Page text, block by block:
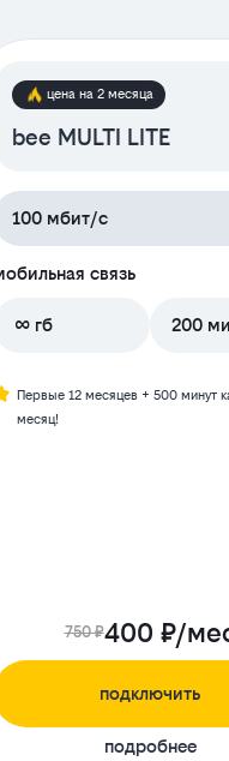
цена на 2 месяца
bee MULTI LITE
100 мбит/с
связь
∞ гб 200
Первые 12 месяцев + 500 минут
месяц!
750 ₽400 ₽/
подключить
подробнее